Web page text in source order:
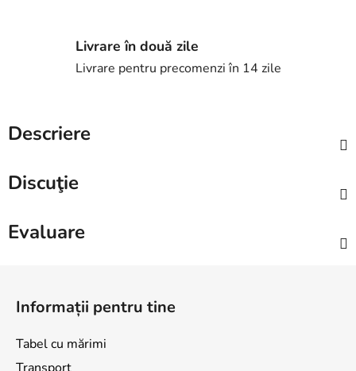
Livrare în două zile
Livrare pentru precomenzi în 14 zile
Descriere
Discuţie
Evaluare
Informații pentru tine
Tabel cu mărimi